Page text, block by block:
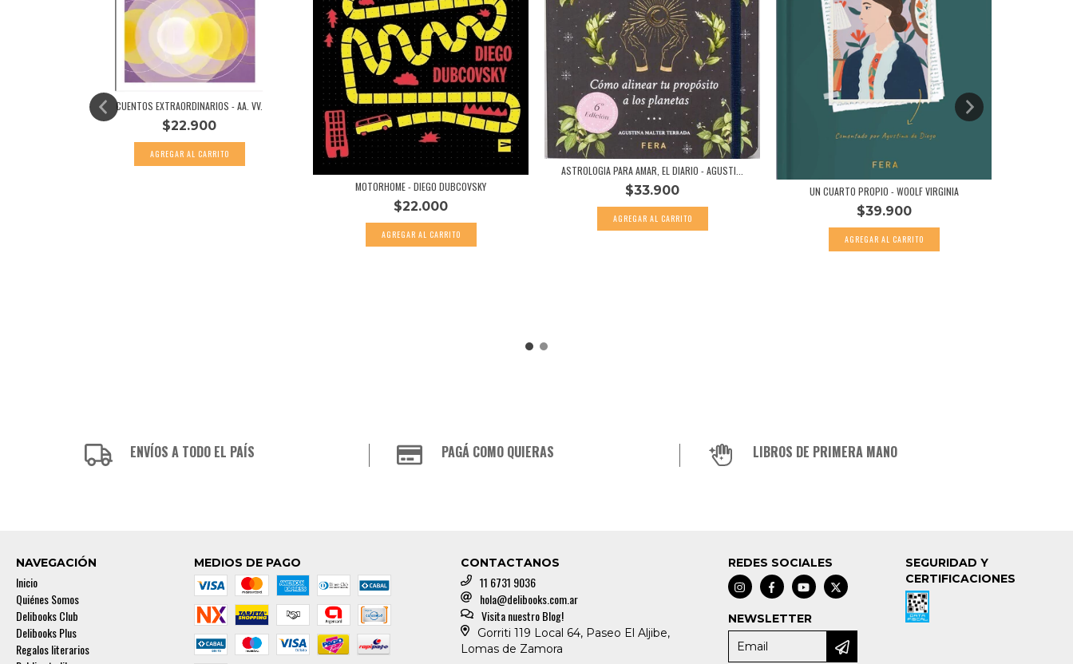
CUENTOS EXTRAORDINARIOS - AA. VV.
$22.900
MOTORHOME - DIEGO DUBCOVSKY
$22.000
ASTROLOGIA PARA AMAR, EL DIARIO - AGUSTI...
$33.900 UN CUARTO PROPIO - WOOLF VIRGINIA
$39.900
ENVÍOS A TODO EL PAÍS PAGÁ COMO QUIERAS LIBROS DE PRIMERA MANO
NAVEGACIÓN
Inicio
Quiénes Somos
Delibooks Club
Delibooks Plus
Regalos literarios
MEDIOS DE PAGO CONTACTANOS
11 6731 9036
hola@delibooks.com.ar
Visita nuestro Blog!
Gorriti 119 Local 64, Paseo El Aljibe,
Lomas de Zamora
REDES SOCIALES
NEWSLETTER
SEGURIDAD Y
CERTIFICACIONES